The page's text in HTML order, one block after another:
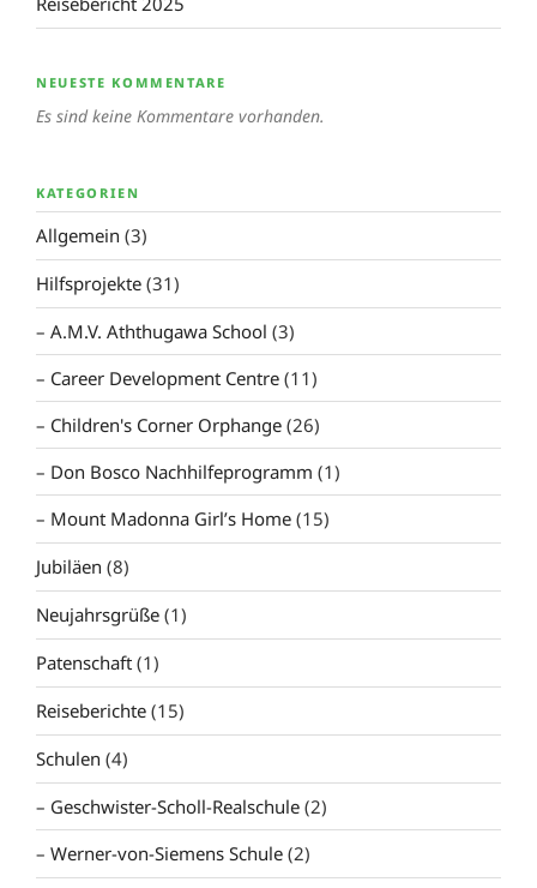
NEUESTE KOMMENTARE
Es sind keine Kommentare vorhanden.
KATEGORIEN
Allgemein (3)
Hilfsprojekte (31)
A.M.V. Aththugawa School (3)
Career Development Centre (11)
Children's Corner Orphange (26)
Don Bosco Nachhilfeprogramm (1)
Mount Madonna Girl’s Home (15)
Jubiläen (8)
Neujahrsgrüße (1)
Patenschaft (1)
Reiseberichte (15)
Schulen (4)
Geschwister-Scholl-Realschule (2)
Werner-von-Siemens Schule (2)